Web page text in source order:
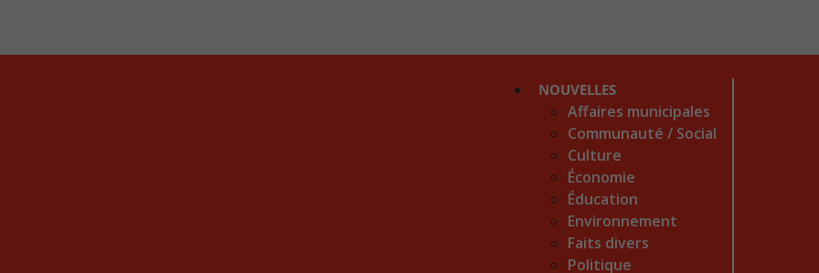
NOUVELLES
Affaires municipales
Communauté / Social
Culture
Économie
Éducation
Environnement
Faits divers
Politique